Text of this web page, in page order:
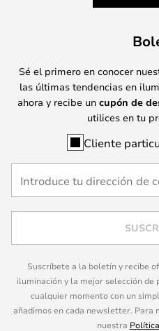
Sé el primero en conocer
las últimas tendencias en
ahora y recibe un cupón de
utilices en tu
Cliente
Suscríbete a la boletín y recibe
iluminación y la mejor selección de
cualquier momento con un
añadimos en cada newsletter. Para
nuestra